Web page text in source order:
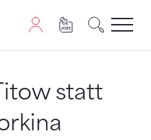
wird JavaScript benötigt.
statt